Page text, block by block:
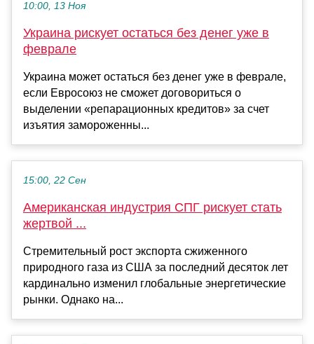
10:00, 13 Ноя
Украина рискует остаться без денег уже в
феврале
Украина может остаться без денег уже в феврале,
если Евросоюз не сможет договориться о
выделении «репарационных кредитов» за счет
изъятия замороженны...
15:00, 22 Сен
Американская индустрия СПГ рискует стать
жертвой ...
Стремительный рост экспорта сжиженного
природного газа из США за последний десяток лет
кардинально изменил глобальные энергетические
рынки. Однако на...